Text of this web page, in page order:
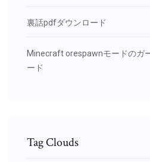
裏話pdfダウンロード
Minecraft orespawnモードのガ
ード
Tag Clouds